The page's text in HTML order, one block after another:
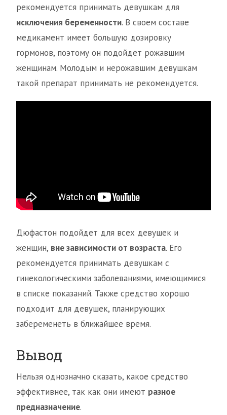
рекомендуется принимать девушкам для
исключения беременности. В своем составе
медикамент имеет большую дозировку
гормонов, поэтому он подойдет рожавшим
женщинам. Молодым и нерожавшим девушкам
такой препарат принимать не рекомендуется.
Дюфастон подойдет для всех девушек и
женщин, вне зависимости от возраста. Его
рекомендуется принимать девушкам с
гинекологическими заболеваниями, имеющимися
в списке показаний. Также средство хорошо
подходит для девушек, планирующих
забеременеть в ближайшее время.
Вывод
Нельзя однозначно сказать, какое средство
эффективнее, так как они имеют разное
предназначение.